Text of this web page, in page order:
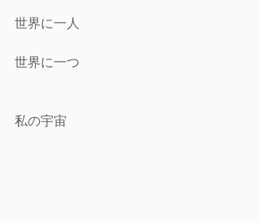
世界に一人
世界に一つ
私の宇宙